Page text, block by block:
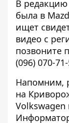
В
была в
ищет
видео с
позвоните
(096) 070-
Напомним,
на
Volkswagen